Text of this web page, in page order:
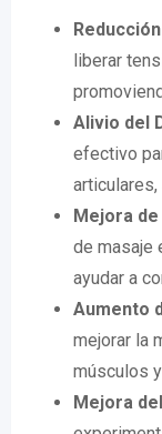
liberar
Alivio del
efectivo
articulares,
Mejora de
de masaje
ayudar a
Aumento
mejorar la
músculos
Mejora